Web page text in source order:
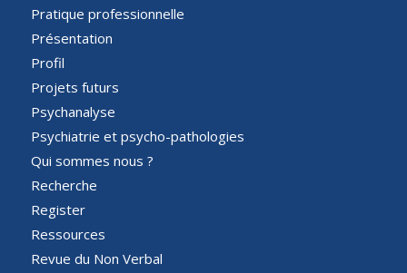
Pratique professionnelle
Présentation
Profil
Projets futurs
Psychanalyse
Psychiatrie et psycho-pathologies
Qui sommes nous ?
Recherche
Register
Ressources
Revue du Non Verbal